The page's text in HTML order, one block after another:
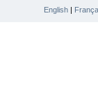
English |